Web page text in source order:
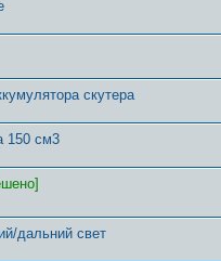
скутера
150 см3
дальний свет